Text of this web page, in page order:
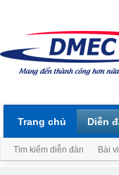
Trang chủ Diễn
Tìm kiếm diễn đàn Bài